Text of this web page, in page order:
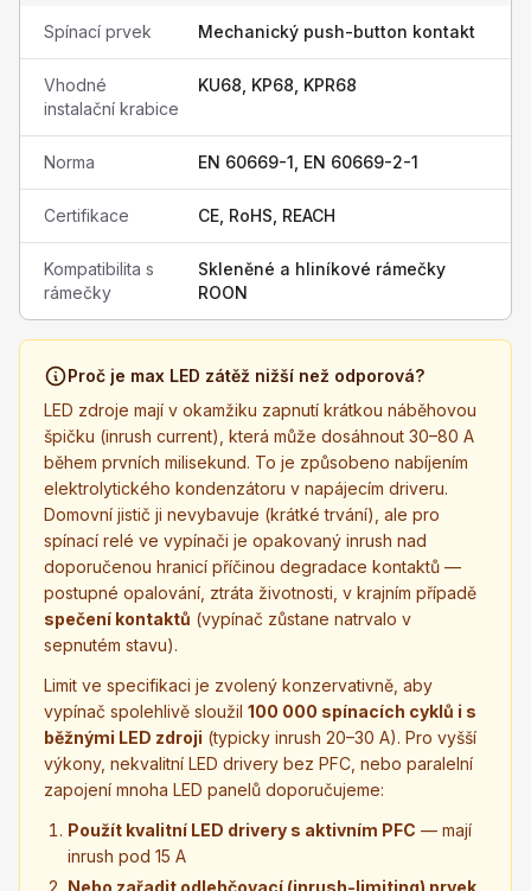
Spínací prvek Mechanický push-button kontakt
Vhodné
instalační krabice
KU68, KP68, KPR68
Norma EN 60669-1, EN 60669-2-1
Certifikace CE, RoHS, REACH
Kompatibilita s
rámečky
Skleněné a hliníkové rámečky
ROON
Proč je max LED zátěž nižší než odporová?
LED zdroje mají v okamžiku zapnutí krátkou náběhovou
špičku (inrush current), která může dosáhnout 30–80 A
během prvních milisekund. To je způsobeno nabíjením
elektrolytického kondenzátoru v napájecím driveru.
Domovní jistič ji nevybavuje (krátké trvání), ale pro
spínací relé ve vypínači je opakovaný inrush nad
doporučenou hranicí příčinou degradace kontaktů —
postupné opalování, ztráta životnosti, v krajním případě
spečení kontaktů (vypínač zůstane natrvalo v
sepnutém stavu).
Limit ve specifikaci je zvolený konzervativně, aby
vypínač spolehlivě sloužil 100 000 spínacích cyklů i s
běžnými LED zdroji (typicky inrush 20–30 A). Pro vyšší
výkony, nekvalitní LED drivery bez PFC, nebo paralelní
zapojení mnoha LED panelů doporučujeme:
Použít kvalitní LED drivery s aktivním PFC — mají
inrush pod 15 A
Nebo zařadit odlehčovací (inrush-limiting) prvek